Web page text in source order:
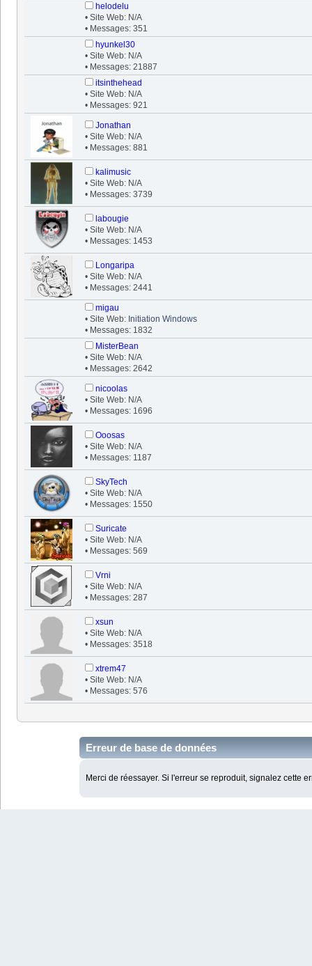
helodelu
• Site Web: N/A
• Messages: 351
hyunkel30
• Site Web: N/A
• Messages: 21887
itsinthehead
• Site Web: N/A
• Messages: 921
Jonathan
• Site Web: N/A
• Messages: 881
kalimusic
• Site Web: N/A
• Messages: 3739
labougie
• Site Web: N/A
• Messages: 1453
Longaripa
• Site Web: N/A
• Messages: 2441
migau
• Site Web: Initiation Windows
• Messages: 1832
MisterBean
• Site Web: N/A
• Messages: 2642
nicoolas
• Site Web: N/A
• Messages: 1696
Ooosas
• Site Web: N/A
• Messages: 1187
SkyTech
• Site Web: N/A
• Messages: 1550
Suricate
• Site Web: N/A
• Messages: 569
Vrni
• Site Web: N/A
• Messages: 287
xsun
• Site Web: N/A
• Messages: 3518
xtrem47
• Site Web: N/A
• Messages: 576
Erreur de base de données
Merci de réessayer. Si l'erreur se reproduit, signalez cette